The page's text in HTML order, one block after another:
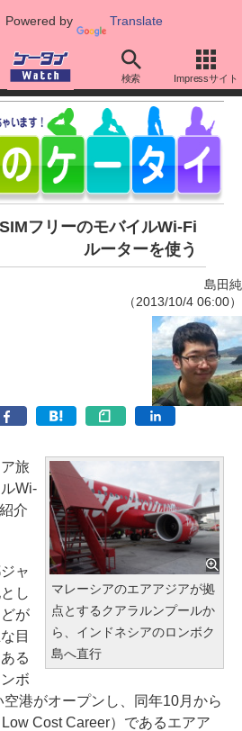
Powered by Translate
検索 Impressサイト
フリーのモバイルWi-Fi
ルーターを使う
島田純
（2013/10/4 06:00）
マレーシアのエアアジアが拠
点とするクアラルンプールか
ら、インドネシアのロンボク
島へ直行
旅
Wi-
介
ャ
し
が
目
る
ボ
港がオープンし、同年10月から
Cost Career）であるエアア